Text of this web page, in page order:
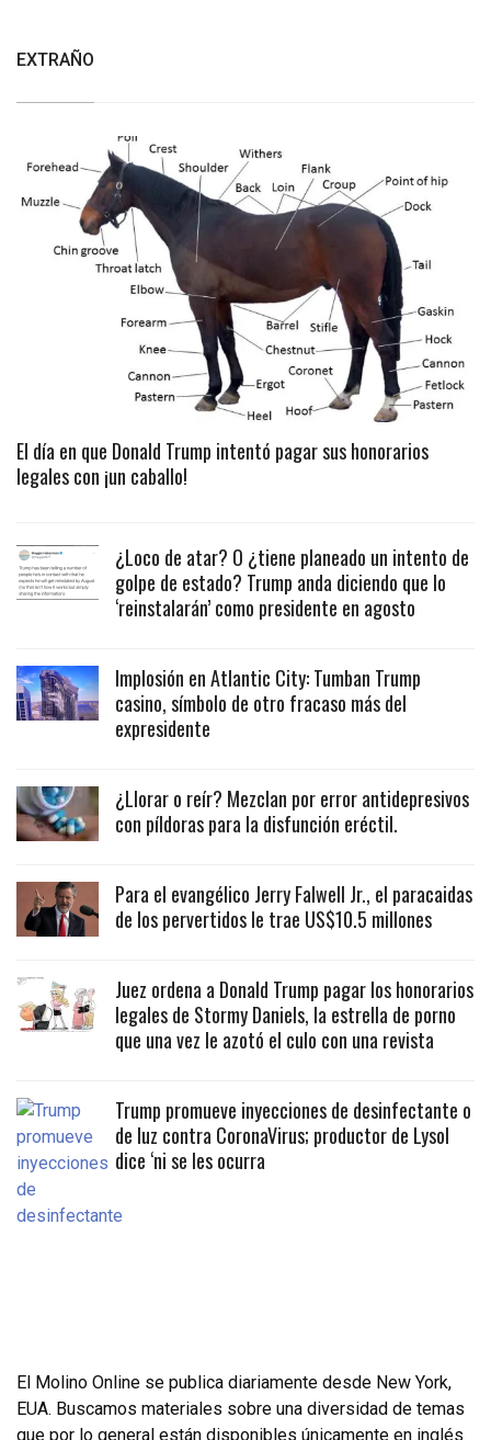
EXTRAÑO
El día en que Donald Trump intentó pagar sus honorarios
legales con ¡un caballo!
¿Loco de atar? O ¿tiene planeado un intento de
golpe de estado? Trump anda diciendo que lo
‘reinstalarán’ como presidente en agosto
Implosión en Atlantic City: Tumban Trump
casino, símbolo de otro fracaso más del
expresidente
¿Llorar o reír? Mezclan por error antidepresivos
con píldoras para la disfunción eréctil.
Para el evangélico Jerry Falwell Jr., el paracaidas
de los pervertidos le trae US$10.5 millones
Juez ordena a Donald Trump pagar los honorarios
legales de Stormy Daniels, la estrella de porno
que una vez le azotó el culo con una revista
Trump promueve inyecciones de desinfectante o
de luz contra CoronaVirus; productor de Lysol
dice ‘ni se les ocurra
El Molino Online se publica diariamente desde New York,
EUA. Buscamos materiales sobre una diversidad de temas
que por lo general están disponibles únicamente en inglés